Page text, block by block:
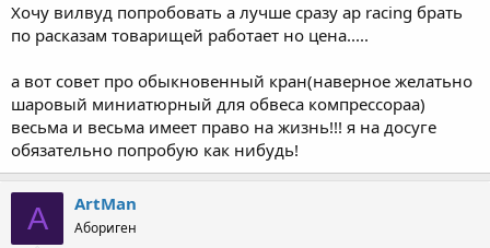
Хочу вилвуд попробовать а лучше сразу аp racing брать
по расказам товарищей работает но цена.....
а вот совет про обыкновенный кран(наверное желатьно
шаровый миниатюрный для обвеса компрессораа)
весьма и весьма имеет право на жизнь!!! я на досуге
обязательно попробую как нибудь!
A ArtMan
Абориген